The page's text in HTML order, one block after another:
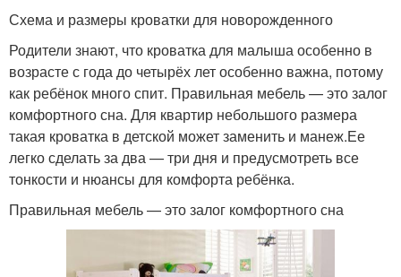
Схема и размеры кроватки для новорожденного
Родители знают, что кроватка для малыша особенно в
возрасте с года до четырёх лет особенно важна, потому
как ребёнок много спит. Правильная мебель — это залог
комфортного сна. Для квартир небольшого размера
такая кроватка в детской может заменить и манеж.Ее
легко сделать за два — три дня и предусмотреть все
тонкости и нюансы для комфорта ребёнка.
Правильная мебель — это залог комфортного сна